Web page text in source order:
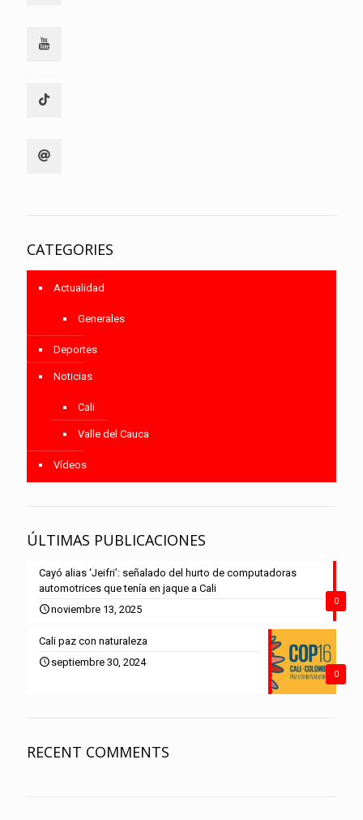
CATEGORIES
Actualidad
Generales
Deportes
Noticias
Cali
Valle del Cauca
Vídeos
ÚLTIMAS PUBLICACIONES
0
Cayó alias ‘Jeifri’: señalado del hurto de computadoras
automotrices que tenía en jaque a Cali
noviembre 13, 2025
0
Cali paz con naturaleza
septiembre 30, 2024
RECENT COMMENTS